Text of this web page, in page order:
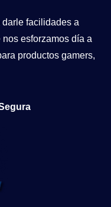
facilidades a
esforzamos día a
productos gamers,